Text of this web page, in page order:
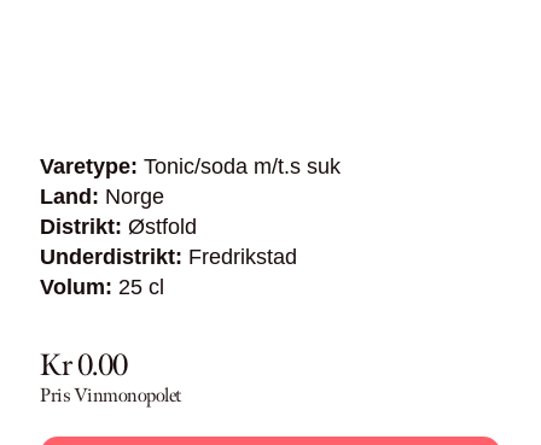
Varetype: Tonic/soda m/t.s suk
Land: Norge
Distrikt: Østfold
Underdistrikt: Fredrikstad
Volum: 25 cl
Kr 0.00
Pris Vinmonopolet